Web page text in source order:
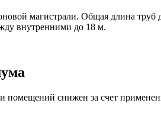
магистрали. Общая длина труб
внутренними до 18 м.
помещений снижен за счет